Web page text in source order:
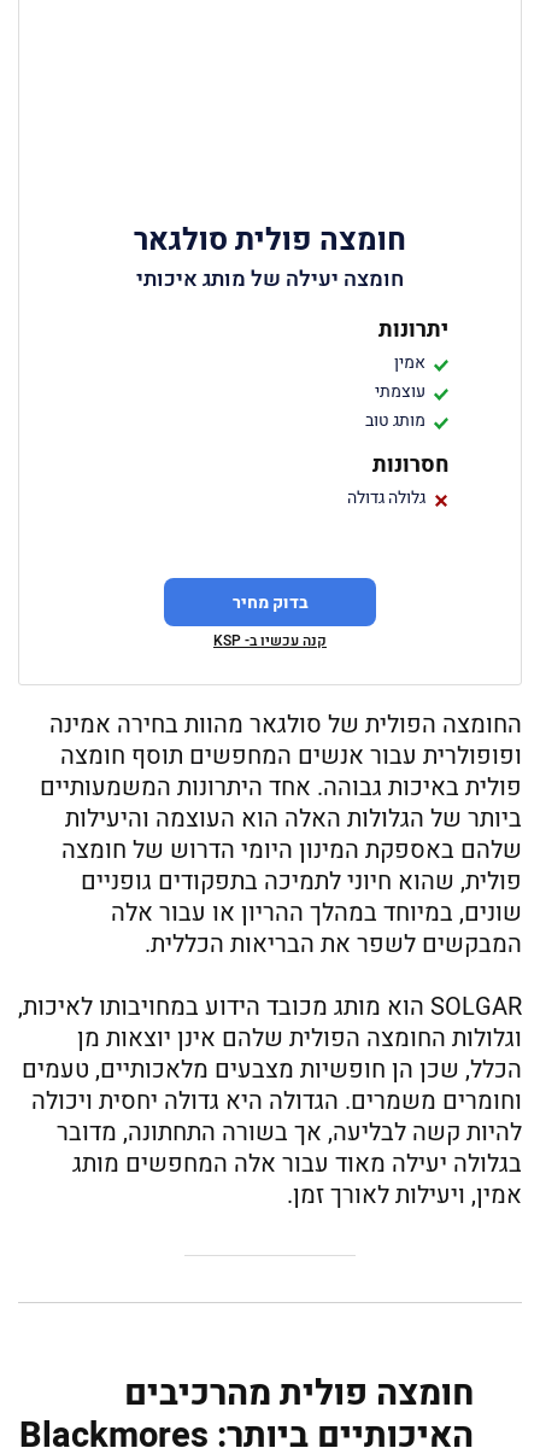
חומצה פולית סולגאר
חומצה יעילה של מותג איכותי
יתרונות
אמין
עוצמתי
מותג טוב
חסרונות
גלולה גדולה
בדוק מחיר
קנה עכשיו ב- KSP
החומצה הפולית של סולגאר מהוות בחירה אמינה
ופופולרית עבור אנשים המחפשים תוסף חומצה
פולית באיכות גבוהה. אחד היתרונות המשמעותיים
ביותר של הגלולות האלה הוא העוצמה והיעילות
שלהם באספקת המינון היומי הדרוש של חומצה
פולית, שהוא חיוני לתמיכה בתפקודים גופניים
שונים, במיוחד במהלך ההריון או עבור אלה
המבקשים לשפר את הבריאות הכללית.
SOLGAR הוא מותג מכובד הידוע במחויבותו לאיכות,
וגלולות החומצה הפולית שלהם אינן יוצאות מן
הכלל, שכן הן חופשיות מצבעים מלאכותיים, טעמים
וחומרים משמרים. הגדולה היא גדולה יחסית ויכולה
להיות קשה לבליעה, אך בשורה התחתונה, מדובר
בגלולה יעילה מאוד עבור אלה המחפשים מותג
אמין, ויעילות לאורך זמן.
חומצה פולית מהרכיבים
האיכותיים ביותר: Blackmores